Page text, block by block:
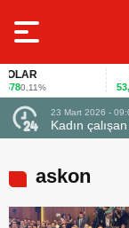
0,11%
23 Mart 2026 -
Kadın
askon